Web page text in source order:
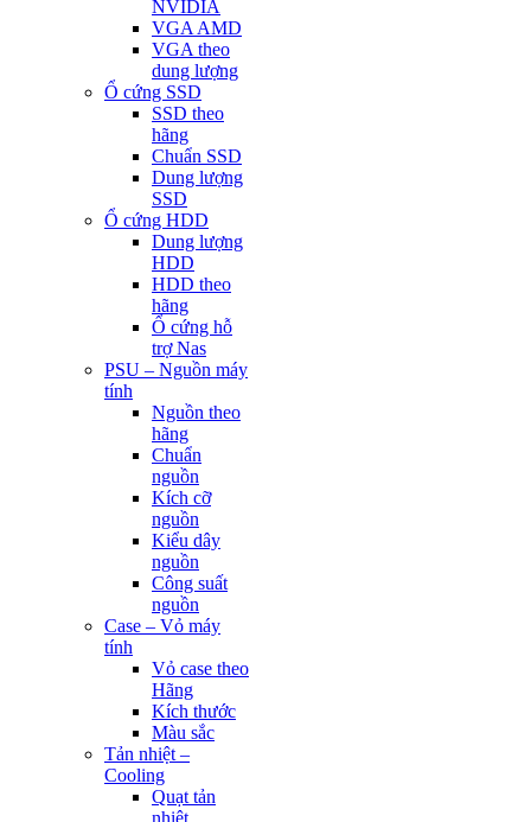
NVIDIA
VGA AMD
VGA theo
dung lượng
Ổ cứng SSD
SSD theo
hãng
Chuẩn SSD
Dung lượng
SSD
Ổ cứng HDD
Dung lượng
HDD
HDD theo
hãng
Ổ cứng hỗ
trợ Nas
PSU – Nguồn máy
tính
Nguồn theo
hãng
Chuẩn
nguồn
Kích cỡ
nguồn
Kiểu dây
nguồn
Công suất
nguồn
Case – Vỏ máy
tính
Vỏ case theo
Hãng
Kích thước
Màu sắc
Tản nhiệt –
Cooling
Quạt tản